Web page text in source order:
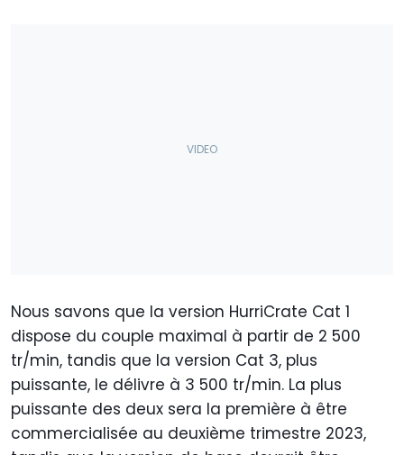
Nous savons que la version HurriCrate Cat 1
dispose du couple maximal à partir de 2 500
tr/min, tandis que la version Cat 3, plus
puissante, le délivre à 3 500 tr/min. La plus
puissante des deux sera la première à être
commercialisée au deuxième trimestre 2023,